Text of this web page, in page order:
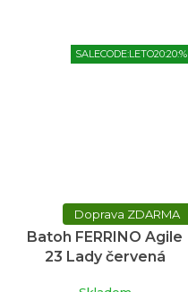
SALECODE:LETO20:20:%
ZDARMA
Batoh FERRINO Agile
23 Lady červená